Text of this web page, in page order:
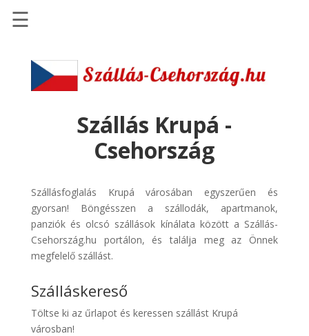
Szállások
Szállásinfo.eu
pénzvisszatérítéssel
Discover
Cars
Transzfer
Kiwi
Taxi
☰
Szállás Krupá -
Csehország
Szállásfoglalás Krupá városában egyszerűen és
gyorsan! Böngésszen a szállodák, apartmanok,
panziók és olcsó szállások kínálata között a Szállás-
Csehország.hu portálon, és találja meg az Önnek
megfelelő szállást.
Szálláskereső
Töltse ki az űrlapot és keressen szállást Krupá
városban!